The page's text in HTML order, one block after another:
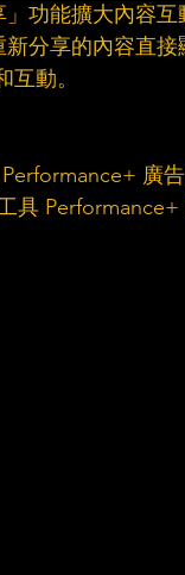
」功能擴大內容
分享的內容直
動。
Performance+ 廣
具